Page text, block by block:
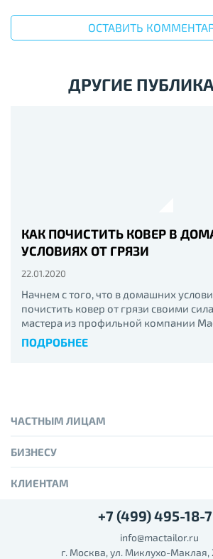
ОСТАВИТЬ
ДРУГИЕ
КАК ПОЧИСТИТЬ КОВЕР В
УСЛОВИЯХ ОТ ГРЯЗИ
22.01.2020
Начнем с того, что в домашних
почистить ковер от грязи своими
мастера из профильной компании
алгоритм чистки будет разным.
ПОДРОБНЕЕ
ЧАСТНЫМ ЛИЦАМ
БИЗНЕСУ
КЛИЕНТАМ
+7 (499) 495-18-
info@mactailor.ru
г. Москва, ул. Миклухо-Маклая,